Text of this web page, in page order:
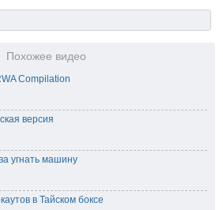
Похожее видео
Compilation
версия
угнать машину
в Тайском боксе